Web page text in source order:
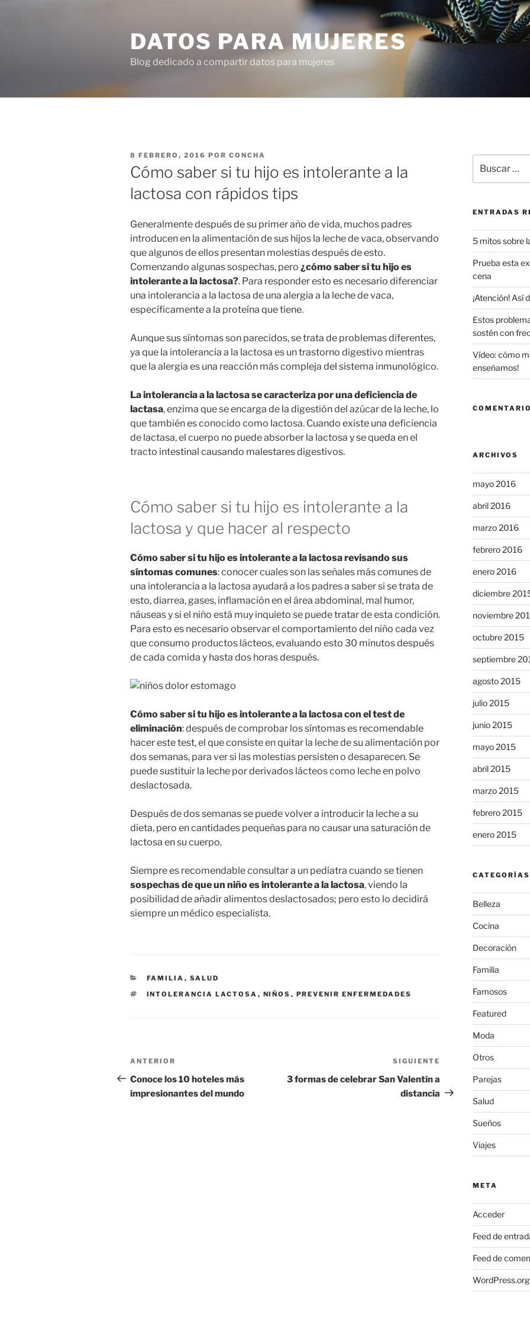
DATOS PARA MUJERES
Blog dedicado a compartir datos para mujeres
PUBLICADO
EN
8 FEBRERO, 2016 POR CONCHA
Cómo saber si tu hijo es intolerante a la
lactosa con rápidos tips
Generalmente después de su primer año de vida, muchos padres
introducen en la alimentación de sus hijos la leche de vaca, observando
que algunos de ellos presentan molestias después de esto.
Comenzando algunas sospechas, pero ¿cómo saber si tu hijo es
intolerante a la lactosa?. Para responder esto es necesario diferenciar
una intolerancia a la lactosa de una alergia a la leche de vaca,
específicamente a la proteína que tiene.
Aunque sus síntomas son parecidos, se trata de problemas diferentes,
ya que la intolerancia a la lactosa es un trastorno digestivo mientras
que la alergia es una reacción más compleja del sistema inmunológico.
La intolerancia a la lactosa se caracteriza por una deficiencia de
lactasa, enzima que se encarga de la digestión del azúcar de la leche, lo
que también es conocido como lactosa. Cuando existe una deficiencia
de lactasa, el cuerpo no puede absorber la lactosa y se queda en el
tracto intestinal causando malestares digestivos.
Cómo saber si tu hijo es intolerante a la
lactosa y que hacer al respecto
Cómo saber si tu hijo es intolerante a la lactosa revisando sus
síntomas comunes: conocer cuales son las señales más comunes de
una intolerancia a la lactosa ayudará a los padres a saber si se trata de
esto, diarrea, gases, inflamación en el área abdominal, mal humor,
náuseas y si el niño está muy inquieto se puede tratar de esta condición.
Para esto es necesario observar el comportamiento del niño cada vez
que consumo productos lácteos, evaluando esto 30 minutos después
de cada comida y hasta dos horas después.
Cómo saber si tu hijo es intolerante a la lactosa con el test de
eliminación: después de comprobar los síntomas es recomendable
hacer este test, el que consiste en quitar la leche de su alimentación por
dos semanas, para ver si las molestias persisten o desaparecen. Se
puede sustituir la leche por derivados lácteos como leche en polvo
deslactosada.
Después de dos semanas se puede volver a introducir la leche a su
dieta, pero en cantidades pequeñas para no causar una saturación de
lactosa en su cuerpo.
Siempre es recomendable consultar a un pediatra cuando se tienen
sospechas de que un niño es intolerante a la lactosa, viendo la
posibilidad de añadir alimentos deslactosados; pero esto lo decidirá
siempre un médico especialista.
CATEGORÍAS
FAMILIA , SALUD
ETIQUETAS
INTOLERANCIA LACTOSA , NIÑOS , PREVENIR ENFERMEDADES
Navegación
de
entradas
Entrada
anterior:
ANTERIOR
Conoce los 10 hoteles más
impresionantes del mundo
Siguiente
entrada
SIGUIENTE
3 formas de celebrar San Valentín a
distancia
por:
ENTRADAS
5 mitos sobre
Prueba esta
cena
¡Atención! Así
Estos
sostén con
Vídeo: cómo
enseñamos!
ARCHIVOS
mayo 2016
abril 2016
marzo 2016
febrero 2016
enero 2016
diciembre
noviembre
octubre 2015
septiembre
agosto 2015
julio 2015
junio 2015
mayo 2015
abril 2015
marzo 2015
febrero 2015
enero 2015
CATEGORÍAS
Belleza
Cocina
Decoración
Familia
Famosos
Featured
Moda
Otros
Parejas
Salud
Sueños
Viajes
META
Acceder
Feed de
Feed de
WordPress.org